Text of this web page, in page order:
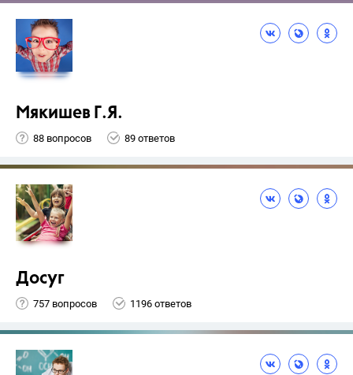
Мякишев Г.Я.
88 вопросов 89 ответов
Досуг
757 вопросов 1196 ответов